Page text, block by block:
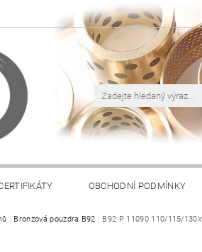
OBCHODNÍ PODMÍNKY
Bronzová pouzdra B92 B92 P 11090 110/115/